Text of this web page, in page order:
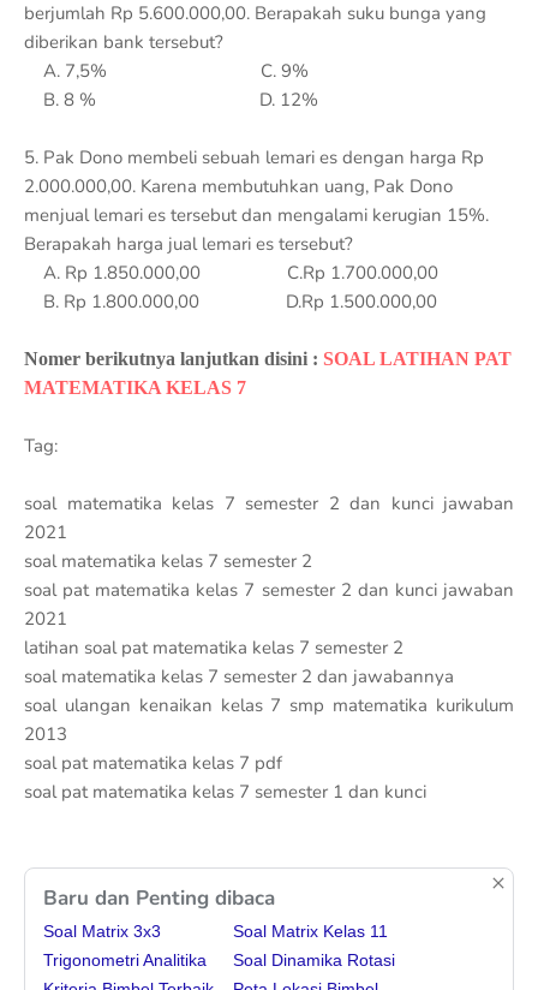
berjumlah Rp 5.600.000,00. Berapakah suku bunga yang
diberikan bank tersebut?
A. 7,5% C. 9%
B. 8 % D. 12%
5. Pak Dono membeli sebuah lemari es dengan harga Rp
2.000.000,00. Karena membutuhkan uang, Pak Dono
menjual lemari es tersebut dan mengalami kerugian 15%.
Berapakah harga jual lemari es tersebut?
A. Rp 1.850.000,00 C.Rp 1.700.000,00
B. Rp 1.800.000,00 D.Rp 1.500.000,00
Nomer berikutnya lanjutkan disini : SOAL LATIHAN PAT
MATEMATIKA KELAS 7
Tag:
soal matematika kelas 7 semester 2 dan kunci jawaban
2021
soal matematika kelas 7 semester 2
soal pat matematika kelas 7 semester 2 dan kunci jawaban
2021
latihan soal pat matematika kelas 7 semester 2
soal matematika kelas 7 semester 2 dan jawabannya
soal ulangan kenaikan kelas 7 smp matematika kurikulum
2013
soal pat matematika kelas 7 pdf
soal pat matematika kelas 7 semester 1 dan kunci
Baru dan Penting dibaca
Soal Matrix 3x3
Trigonometri Analitika
Soal Matrix Kelas 11
Soal Dinamika Rotasi